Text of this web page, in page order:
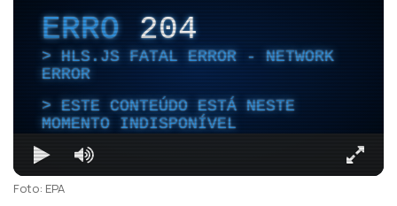
ERRO204
HLS.JS FATAL ERROR - NETWORK
ERROR
ESTE CONTEÚDO ESTÁ NESTE
MOMENTO INDISPONÍVEL
Foto: EPA